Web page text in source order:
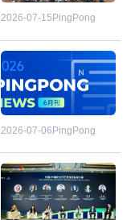
2026-07-15 PingPong
2026-07-06PingPong